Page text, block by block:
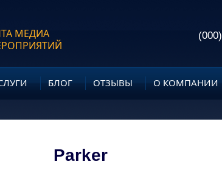
МЕДИА
(000)
БЛОГ ОТЗЫВЫ О КОМПАНИИ
Parker